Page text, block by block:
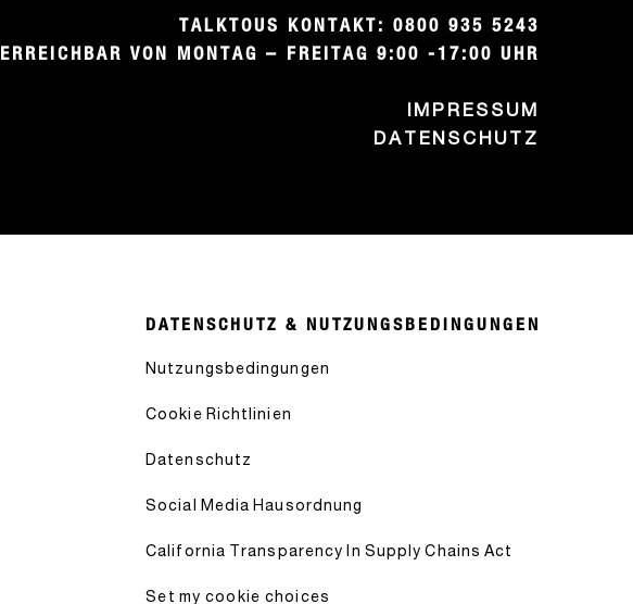
Bewertungen
TALKTOUS KONTAKT: 0800 935 5243
ERREICHBAR VON MONTAG – FREITAG 9:00 -17:00 UHR
IMPRESSUM
DATENSCHUTZ
DATENSCHUTZ & NUTZUNGSBEDINGUNGEN
Nutzungsbedingungen
Cookie Richtlinien
Datenschutz
Social Media Hausordnung
California Transparency In Supply Chains Act
Set my cookie choices